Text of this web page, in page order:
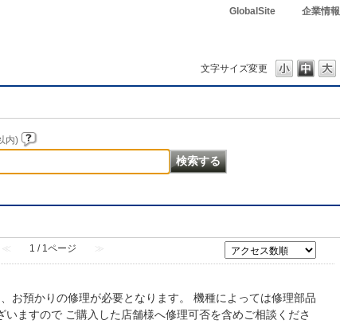
GlobalSite 企業情報
文字サイズ変更
内)
≪ 1 / 1ページ ≫
お預かりの修理が必要となります。 機種によっては修理部品
ますので ご購入した店舗様へ修理可否を含めご相談くださ